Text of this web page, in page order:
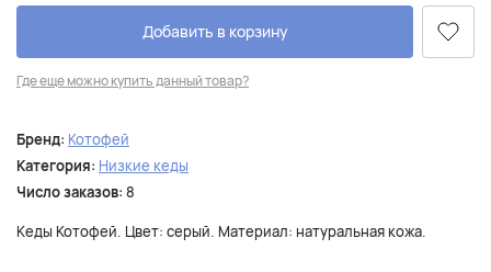
Добавить в корзину
Где еще можно купить данный товар?
Бренд: Котофей
Категория: Низкие кеды
Число заказов: 8
Кеды Котофей. Цвет: серый. Материал: натуральная кожа.